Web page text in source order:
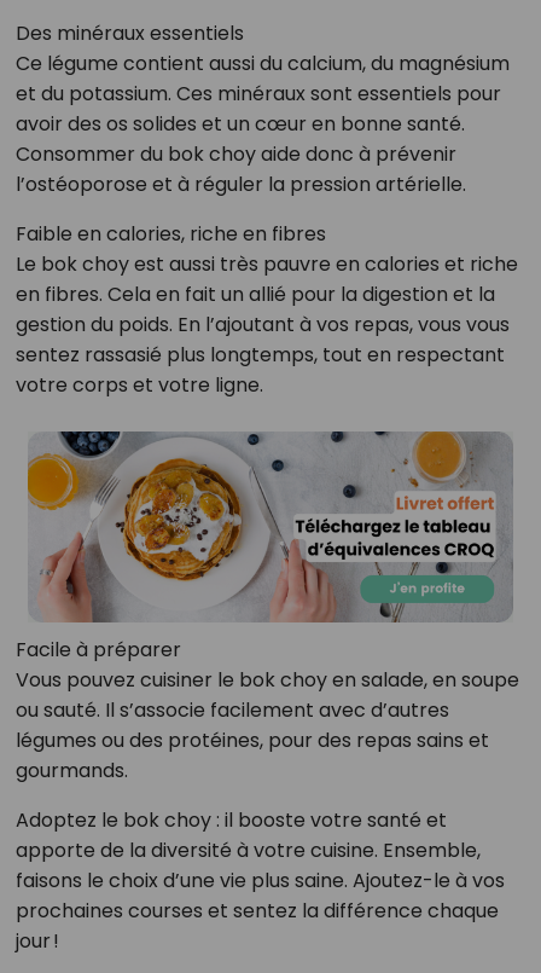
Des minéraux essentiels
Ce légume contient aussi du calcium, du magnésium
et du potassium. Ces minéraux sont essentiels pour
avoir des os solides et un cœur en bonne santé.
Consommer du bok choy aide donc à prévenir
l’ostéoporose et à réguler la pression artérielle.
Faible en calories, riche en fibres
Le bok choy est aussi très pauvre en calories et riche
en fibres. Cela en fait un allié pour la digestion et la
gestion du poids. En l’ajoutant à vos repas, vous vous
sentez rassasié plus longtemps, tout en respectant
votre corps et votre ligne.
Facile à préparer
Vous pouvez cuisiner le bok choy en salade, en soupe
ou sauté. Il s’associe facilement avec d’autres
légumes ou des protéines, pour des repas sains et
gourmands.
Adoptez le bok choy : il booste votre santé et
apporte de la diversité à votre cuisine. Ensemble,
faisons le choix d’une vie plus saine. Ajoutez-le à vos
prochaines courses et sentez la différence chaque
jour !